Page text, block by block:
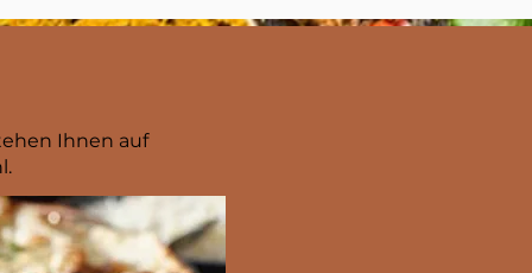
Ihnen auf